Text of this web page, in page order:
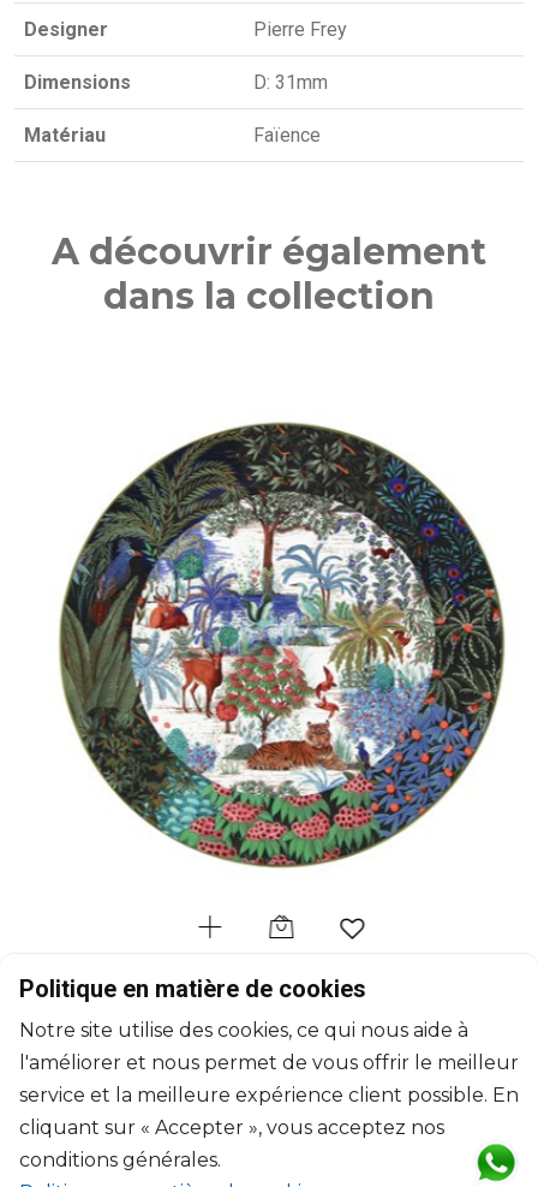
Designer Pierre Frey
Dimensions D: 31mm
Matériau Faïence
A découvrir également
dans la collection
GIEN
Plat à gâteaux
D: 30cm
$139
Politique en matière de cookies
Notre site utilise des cookies, ce qui nous aide à
l'améliorer et nous permet de vous offrir le meilleur
service et la meilleure expérience client possible. En
cliquant sur « Accepter », vous acceptez nos
conditions générales.